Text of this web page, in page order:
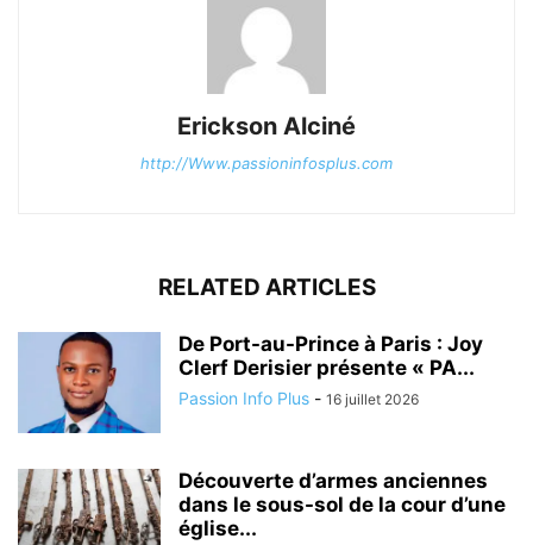
Erickson Alciné
http://Www.passioninfosplus.com
RELATED ARTICLES
De Port-au-Prince à Paris : Joy
Clerf Derisier présente « PA...
Passion Info Plus - 16 juillet 2026
Découverte d’armes anciennes
dans le sous-sol de la cour d’une
église...